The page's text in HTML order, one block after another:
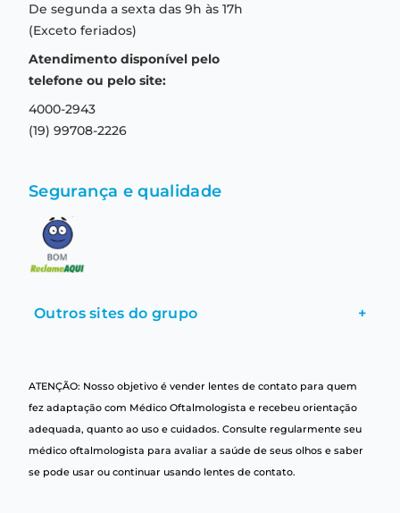
Formas de pagamento
Aviso de privacidade
Termos e condições de uso
Troca e devolução
Central de relacionamento
De segunda a sexta das 9h às 17h
(Exceto feriados)
Atendimento disponível pelo
telefone ou pelo site:
4000-2943
(19) 99708-2226
Segurança e qualidade
Outros sites do grupo +
ATENÇÃO: Nosso objetivo é vender lentes de contato para quem
fez adaptação com Médico Oftalmologista e recebeu orientação
adequada, quanto ao uso e cuidados. Consulte regularmente seu
médico oftalmologista para avaliar a saúde de seus olhos e saber
se pode usar ou continuar usando lentes de contato.